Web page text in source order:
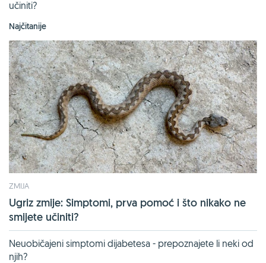
učiniti?
Najčitanije
ZMIJA
Ugriz zmije: Simptomi, prva pomoć i što nikako ne
smijete učiniti?
Neuobičajeni simptomi dijabetesa - prepoznajete li neki od
njih?